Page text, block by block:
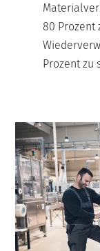
80 Prozent
Prozent zu